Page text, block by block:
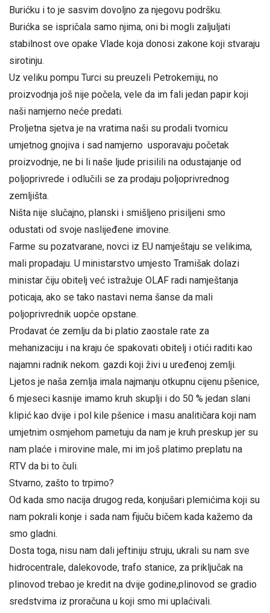
Burićku i to je sasvim dovoljno za njegovu podršku.
Burićka se ispričala samo njima, oni bi mogli zaljuljati
stabilnost ove opake Vlade koja donosi zakone koji stvaraju
sirotinju.
Uz veliku pompu Turci su preuzeli Petrokemiju, no
proizvodnja još nije počela, vele da im fali jedan papir koji
naši namjerno neće predati.
Proljetna sjetva je na vratima naši su prodali tvornicu
umjetnog gnojiva i sad namjerno usporavaju početak
proizvodnje, ne bi li naše ljude prisilili na odustajanje od
poljoprivrede i odlučili se za prodaju poljoprivrednog
zemljišta.
Ništa nije slučajno, planski i smišljeno prisiljeni smo
odustati od svoje naslijeđene imovine.
Farme su pozatvarane, novci iz EU namještaju se velikima,
mali propadaju. U ministarstvo umjesto Tramišak dolazi
ministar čiju obitelj već istražuje OLAF radi namještanja
poticaja, ako se tako nastavi nema šanse da mali
poljoprivrednik uopće opstane.
Prodavat će zemlju da bi platio zaostale rate za
mehanizaciju i na kraju će spakovati obitelj i otići raditi kao
najamni radnik nekom. gazdi koji živi u uređenoj zemlji.
Ljetos je naša zemlja imala najmanju otkupnu cijenu pšenice,
6 mjeseci kasnije imamo kruh skuplji i do 50 % jedan slani
klipić kao dvije i pol kile pšenice i masu analitičara koji nam
umjetnim osmjehom pametuju da nam je kruh preskup jer su
nam plaće i mirovine male, mi im još platimo preplatu na
RTV da bi to čuli.
Stvarno, zašto to trpimo?
Od kada smo nacija drugog reda, konjušari plemićima koji su
nam pokrali konje i sada nam fijuču bičem kada kažemo da
smo gladni.
Dosta toga, nisu nam dali jeftiniju struju, ukrali su nam sve
hidrocentrale, dalekovode, trafo stanice, za priključak na
plinovod trebao je kredit na dvije godine,plinovod se gradio
sredstvima iz proračuna u koji smo mi uplaćivali.